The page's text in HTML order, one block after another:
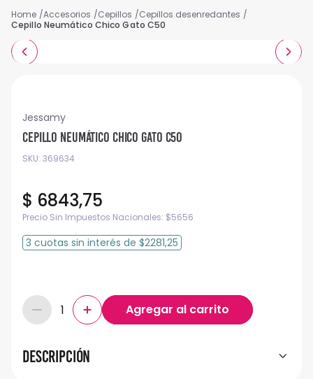
Accesorios Cepillos
Cepillos desenredantes
Cepillo Neumático Chico Gato C50
Jessamy
Cepillo Neumático Chico Gato C50
SKU: 369634
$ 6843,75
Precio Sin Impuestos Nacionales: $5656
3 cuotas sin interés de $2281,25
Descripción